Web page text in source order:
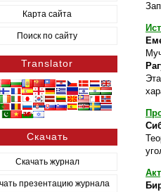
Карта сайта
Поиск по сайту
Translator
Скачать
Скачать журнал
презентацию журнала